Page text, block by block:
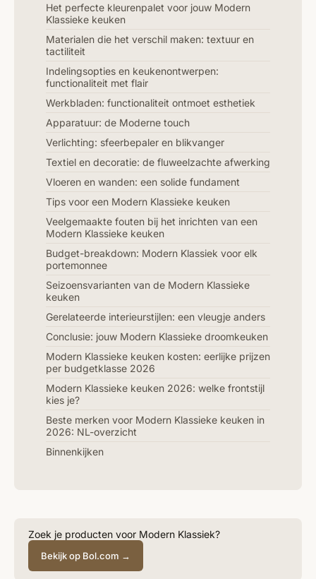
Het perfecte kleurenpalet voor jouw Modern
Klassieke keuken
Materialen die het verschil maken: textuur en
tactiliteit
Indelingsopties en keukenontwerpen:
functionaliteit met flair
Werkbladen: functionaliteit ontmoet esthetiek
Apparatuur: de Moderne touch
Verlichting: sfeerbepaler en blikvanger
Textiel en decoratie: de fluweelzachte afwerking
Vloeren en wanden: een solide fundament
Tips voor een Modern Klassieke keuken
Veelgemaakte fouten bij het inrichten van een
Modern Klassieke keuken
Budget-breakdown: Modern Klassiek voor elk
portemonnee
Seizoensvarianten van de Modern Klassieke
keuken
Gerelateerde interieurstijlen: een vleugje anders
Conclusie: jouw Modern Klassieke droomkeuken
Modern Klassieke keuken kosten: eerlijke prijzen
per budgetklasse 2026
Modern Klassieke keuken 2026: welke frontstijl
kies je?
Beste merken voor Modern Klassieke keuken in
2026: NL-overzicht
Binnenkijken
Zoek je producten voor Modern Klassiek?
Bekijk op Bol.com →